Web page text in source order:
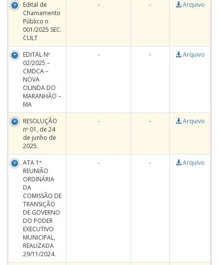
Edital de
Chamamento
Público n
001/2025 SEC.
CULT
- - Arquivo
EDITAL Nº
02/2025 –
CMDCA –
NOVA
OLINDA DO
MARANHÃO –
MA
- - Arquivo
RESOLUÇÃO
nº 01, de 24
de junho de
2025.
- - Arquivo
ATA 1ª
REUNIÃO
ORDINÁRIA
DA
COMISSÃO DE
TRANSIÇÃO
DE GOVERNO
DO PODER
EXECUTIVO
MUNICIPAL,
REALIZADA
29/11/2024.
- - Arquivo